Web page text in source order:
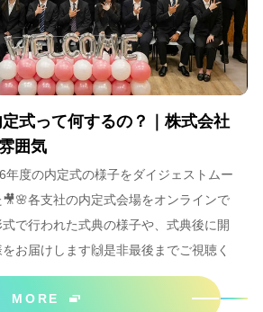
定式って何するの？｜株式会社
囲気
年度の内定式の様子をダイジェストムー
各支社の内定式会場をオンラインで
で行われた式典の様子や、式典後に開
お届けします🙌是非最後までご視聴く
MORE